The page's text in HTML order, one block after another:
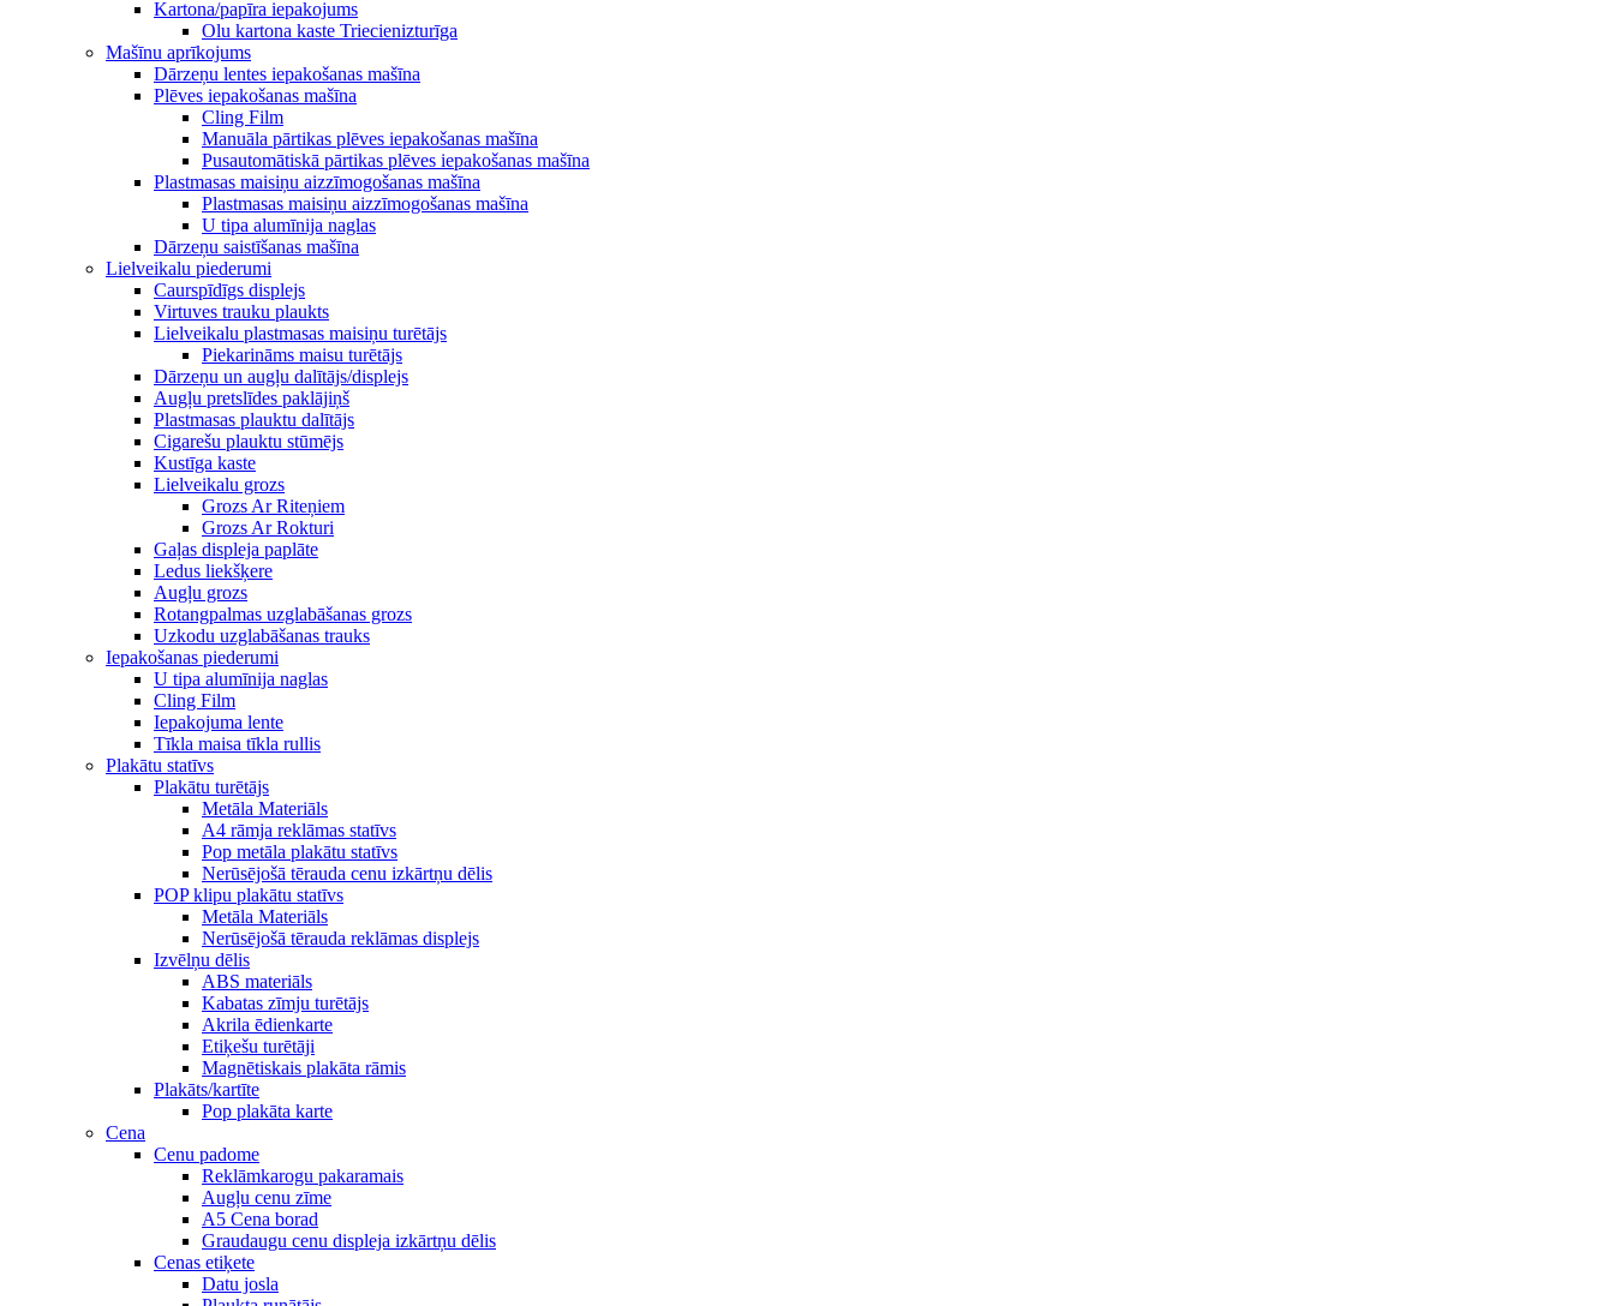
Kartona/papīra iepakojums
Olu kartona kaste Triecienizturīga
Mašīnu aprīkojums
Dārzeņu lentes iepakošanas mašīna
Plēves iepakošanas mašīna
Cling Film
Manuāla pārtikas plēves iepakošanas mašīna
Pusautomātiskā pārtikas plēves iepakošanas mašīna
Plastmasas maisiņu aizzīmogošanas mašīna
Plastmasas maisiņu aizzīmogošanas mašīna
U tipa alumīnija naglas
Dārzeņu saistīšanas mašīna
Lielveikalu piederumi
Caurspīdīgs displejs
Virtuves trauku plaukts
Lielveikalu plastmasas maisiņu turētājs
Piekarināms maisu turētājs
Dārzeņu un augļu dalītājs/displejs
Augļu pretslīdes paklājiņš
Plastmasas plauktu dalītājs
Cigarešu plauktu stūmējs
Kustīga kaste
Lielveikalu grozs
Grozs Ar Riteņiem
Grozs Ar Rokturi
Gaļas displeja paplāte
Ledus liekšķere
Augļu grozs
Rotangpalmas uzglabāšanas grozs
Uzkodu uzglabāšanas trauks
Iepakošanas piederumi
U tipa alumīnija naglas
Cling Film
Iepakojuma lente
Tīkla maisa tīkla rullis
Plakātu statīvs
Plakātu turētājs
Metāla Materiāls
A4 rāmja reklāmas statīvs
Pop metāla plakātu statīvs
Nerūsējošā tērauda cenu izkārtņu dēlis
POP klipu plakātu statīvs
Metāla Materiāls
Nerūsējošā tērauda reklāmas displejs
Izvēlņu dēlis
ABS materiāls
Kabatas zīmju turētājs
Akrila ēdienkarte
Etiķešu turētāji
Magnētiskais plakāta rāmis
Plakāts/kartīte
Pop plakāta karte
Cena
Cenu padome
Reklāmkarogu pakaramais
Augļu cenu zīme
A5 Cena borad
Graudaugu cenu displeja izkārtņu dēlis
Cenas etiķete
Datu josla